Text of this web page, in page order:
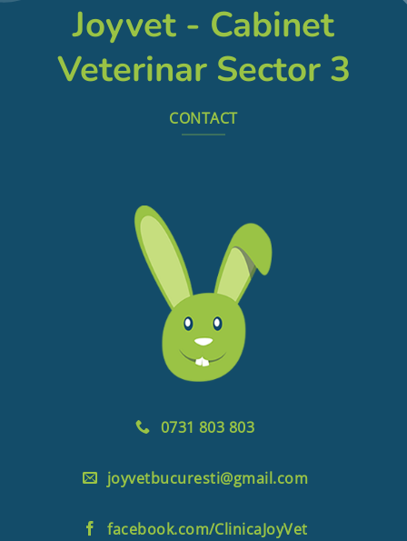
Joyvet - Cabinet
Veterinar Sector 3
CONTACT
0731 803 803
joyvetbucuresti@gmail.com
facebook.com/ClinicaJoyVet